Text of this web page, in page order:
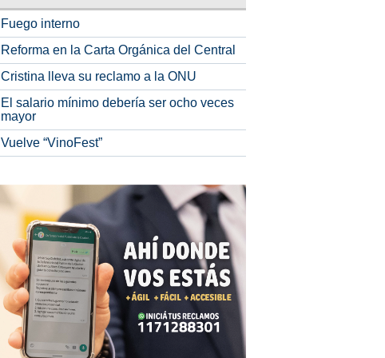
Fuego interno
Reforma en la Carta Orgánica del Central
Cristina lleva su reclamo a la ONU
El salario mínimo debería ser ocho veces
mayor
Vuelve “VinoFest”